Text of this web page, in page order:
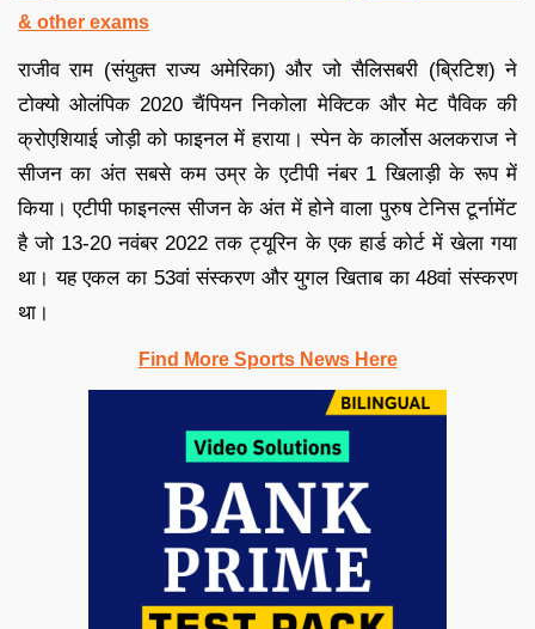
& other exams
राजीव राम (संयुक्त राज्य अमेरिका) और जो सैलिसबरी (ब्रिटिश) ने
टोक्यो ओलंपिक 2020 चैंपियन निकोला मेक्टिक और मेट पैविक की
क्रोएशियाई जोड़ी को फाइनल में हराया। स्पेन के कार्लोस अलकराज ने
सीजन का अंत सबसे कम उम्र के एटीपी नंबर 1 खिलाड़ी के रूप में
किया। एटीपी फाइनल्स सीजन के अंत में होने वाला पुरुष टेनिस टूर्नामेंट
है जो 13-20 नवंबर 2022 तक ट्यूरिन के एक हार्ड कोर्ट में खेला गया
था। यह एकल का 53वां संस्करण और युगल खिताब का 48वां संस्करण
था।
Find More Sports News Here